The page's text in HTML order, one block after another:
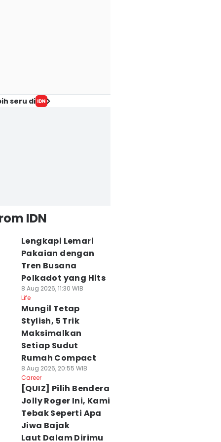
seru di
IDN
Lengkapi Lemari
Pakaian dengan
Tren Busana
Polkadot yang Hits
8 Aug 2026, 11:30 WIB
Life
Mungil Tetap
Stylish, 5 Trik
Maksimalkan
Setiap Sudut
Rumah Compact
8 Aug 2026, 20:55 WIB
Career
[QUIZ] Pilih Bendera
Jolly Roger Ini, Kami
Tebak Seperti Apa
Jiwa Bajak
Laut Dalam Dirimu